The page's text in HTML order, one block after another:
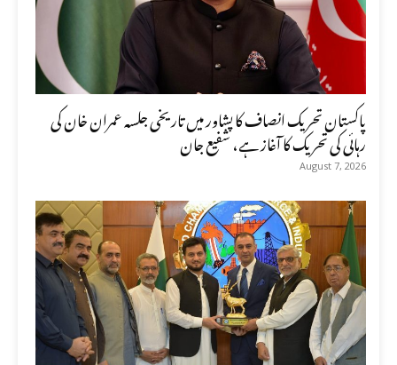
پاکستان تحریک انصاف کا پشاور میں تاریخی جلسہ عمران خان کی
رہائی کی تحریک کا آغاز ہے، شفیع جان
August 7, 2026